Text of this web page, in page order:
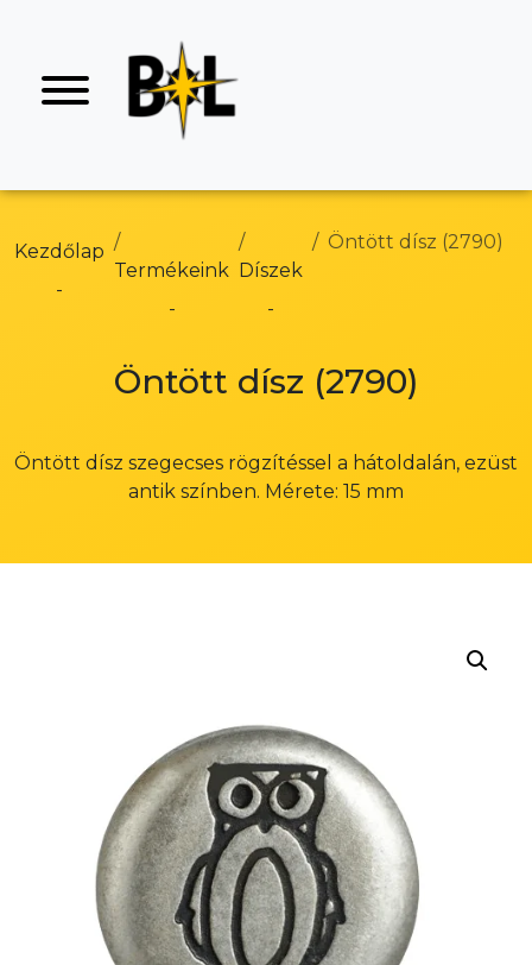
Kezdőlap
Termékeink Díszek
Öntött dísz (2790)
Öntött dísz (2790)
Öntött dísz szegecses rögzítéssel a hátoldalán, ezüst
antik színben. Mérete: 15 mm